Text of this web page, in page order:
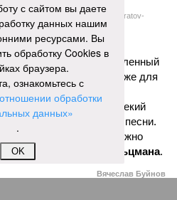
надежда, любовь» (фото: saratov-
eparhia.ru)
их открыл
распева, подготовленный
центра. Также для
«Над небом
зависит от Бога», «Далекий
наши дети» и другие песни.
все участники дружно
твоему»
Оскара Фельцмана.
Вячеслав Буйнов
с сайтом вы даете
данных нашим
ресурсами. Вы
обработку Cookies в
браузера.
ознакомьтесь с
обработки
данных»
.
OK